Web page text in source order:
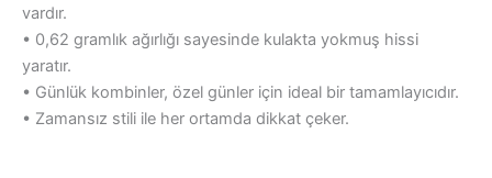
vardır.
• 0,62 gramlık ağırlığı sayesinde kulakta yokmuş hissi
yaratır.
• Günlük kombinler, özel günler için ideal bir tamamlayıcıdır.
• Zamansız stili ile her ortamda dikkat çeker.